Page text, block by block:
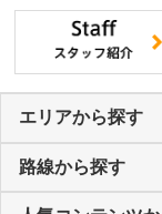
エリアから探す
路線から探す